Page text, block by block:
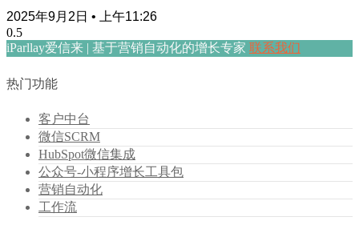
2025年9月2日 上午11:26
iParllay爱信来 | 基于营销自动化的增长专家 联系我们
热门功能
客户中台
微信SCRM
HubSpot微信集成
公众号-小程序增长工具包
营销自动化
工作流